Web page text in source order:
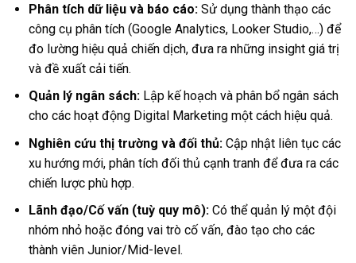
Phân tích dữ liệu và báo cáo:Sử dụng thành thạo các
công cụ phân tích (Google Analytics, Looker Studio,…) để
đo lường hiệu quả chiến dịch, đưa ra những insight giá trị
và đề xuất cải tiến.
Quản lý ngân sách:Lập kế hoạch và phân bổ ngân sách
cho các hoạt động Digital Marketing một cách hiệu quả.
Nghiên cứu thị trường và đối thủ:Cập nhật liên tục các
xu hướng mới, phân tích đối thủ cạnh tranh để đưa ra các
chiến lược phù hợp.
Lãnh đạo/Cố vấn (tuỳ quy mô):Có thể quản lý một đội
nhóm nhỏ hoặc đóng vai trò cố vấn, đào tạo cho các
thành viên Junior/Mid-level.